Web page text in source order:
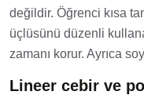
değildir. Öğrenci kısa
üçlüsünü düzenli
zamanı korur. Ayrıca
Lineer cebir ve